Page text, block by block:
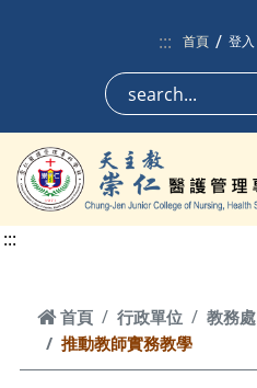
:::
首頁 登入
:::
首頁
首頁 行政單位 教務處
推動教師實務教學